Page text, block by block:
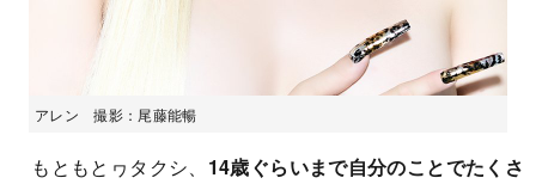
アレン 撮影：尾藤能暢
もともとヮタクシ、 14歳ぐらいまで自分のことでたくさ